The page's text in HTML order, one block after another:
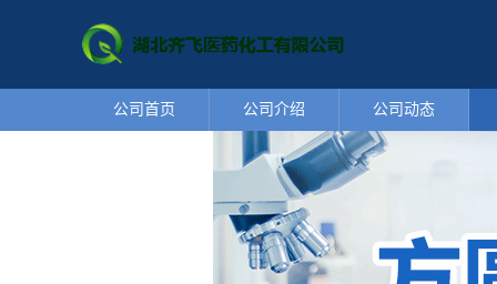
公司首页 公司介绍 公司动态